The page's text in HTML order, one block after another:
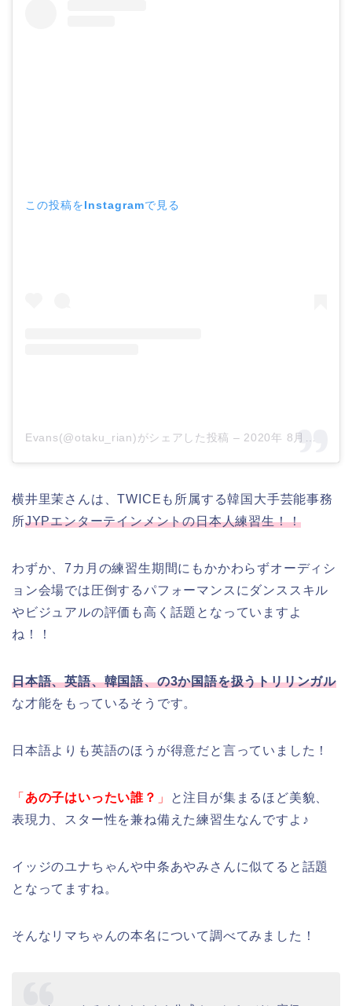
この投稿をInstagramで見る
Evans(@otaku_rian)がシェアした投稿 – 2020年 8月月19日午前4時06分PDT
横井里茉さんは、TWICEも所属する韓国大手芸能事務
所JYPエンターテインメントの日本人練習生！！
わずか、7カ月の練習生期間にもかかわらずオーディシ
ョン会場では圧倒するパフォーマンスにダンススキル
やビジュアルの評価も高く話題となっていますよ
ね！！
日本語、英語、韓国語、の3か国語を扱うトリリンガル
な才能をもっているそうです。
日本語よりも英語のほうが得意だと言っていました！
「 あの子はいったい誰？ 」
と注目が集まるほど美貌、
表現力、スター性を兼ね備えた練習生なんですよ♪
イッジのユナちゃんや中条あやみさんに似てると話題
となってますね。
そんなリマちゃんの本名について調べてみました！